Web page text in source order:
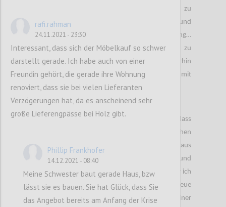
beschloss den Topper auf der Onlinewebsite zu
bestellen. Zwei bis drei Tage nach der Bestellung und
Bezahlung der Ware kam die große Überraschung…
Eine E-E-Mail in welcher drinnen stand, dass es zu
längeren Verzögerungen kommen wird. Und weiterhin
muss ich auf dem unbequemen Bett mit
schmerzendem Rücken schlafen.
Nach einiger Recherche bin ich draufgekommen, dass
es in der gesamten Matratzenindustrie zu hohen
Lieferengpässen gekommen war. Diese resultieren aus
einer Kombination der erhöhten Nachfrage und
Rohstoffknappheit. Denn nach dem Lockdown war ich
anscheinend nicht der Einzige, der sich eine neue
Matratze anschaffen wollte. Es kam zu einer
rafi.rahman
24.11.2021 - 23:30
Interessant, dass sich der Möbelkauf so schwer
darstellt gerade. Ich habe auch von einer
Freundin gehört, die gerade ihre Wohnung
renoviert, dass sie bei vielen Lieferanten
Verzögerungen hat, da es anscheinend sehr
große Lieferengpässe bei Holz gibt.
Phillip Frankhofer
14.12.2021 - 08:40
Meine Schwester baut gerade Haus, bzw
lässt sie es bauen. Sie hat Glück, dass Sie
das Angebot bereits am Anfang der Krise